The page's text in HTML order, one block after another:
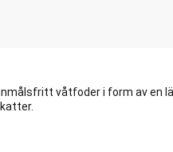
våtfoder i form av en